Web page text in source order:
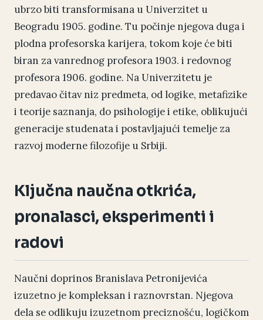
ubrzo biti transformisana u Univerzitet u
Beogradu 1905. godine. Tu počinje njegova duga i
plodna profesorska karijera, tokom koje će biti
biran za vanrednog profesora 1903. i redovnog
profesora 1906. godine. Na Univerzitetu je
predavao čitav niz predmeta, od logike, metafizike
i teorije saznanja, do psihologije i etike, oblikujući
generacije studenata i postavljajući temelje za
razvoj moderne filozofije u Srbiji.
Ključna naučna otkrića,
pronalasci, eksperimenti i
radovi
Naučni doprinos Branislava Petronijevića
izuzetno je kompleksan i raznovrstan. Njegova
dela se odlikuju izuzetnom preciznošću, logičkom